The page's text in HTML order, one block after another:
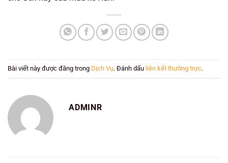
Bài viết này được đăng trong Dịch Vụ. Đánh dấu liên kết thường trực.
ADMINR